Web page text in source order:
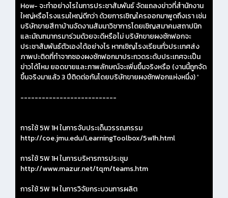
How- จะทำอย่างไรในการประชาสัมพันธ์ จัดแถลงข่าวที่สำนักงาน
ใหญ่หรือโรงแรมใหญ่ดีกว่า ด้วยการเชิญใครออกมาพูดถึงเรา เช่น
บริษัทขายสีทาบ้านจัดงานสัมนาวิชาการโดยเชิญสมาคมสถาปนิก
และมัณฑนากรมาร่วมด้วยจะดีหรือไม่ บริษัทขายผงซักฟอกจะ
ประชาสัมพันธ์ตัวเองได้อย่างไร หากเชิญโรงเรียนทั่วประเทศส่ง
ภาพปะติดที่ทำจากซองผงซักฟอกมาประกวดระดับประเทศจะเป็น
ข่าวได้ไหม ยอดขายและภาพลักษณ์จะเพิ่มขึ้นจริงหรือ (งานนี้ถูกจัด
ขึ้นจริงมาแล้ว 3 ปีติดต่อกันโดยบริษัทขายผงซักฟอกแห่งหนึ่ง) '
---------------------------
การใช้ 5W 1H ในการจับประเด็นวรรณกรรม
http://coe.jmu.edu/LearningToolbox/5w1h.html
การใช้ 5W 1H ในการบริหารการประชุม
http://www.mazur.net/tqm/teams.htm
การใช้ 5W 1H ในการวิจัยกระบวนการผลิต